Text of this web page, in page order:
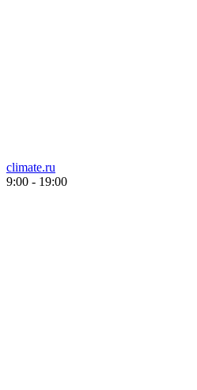
climate.ru
9:00 - 19:00